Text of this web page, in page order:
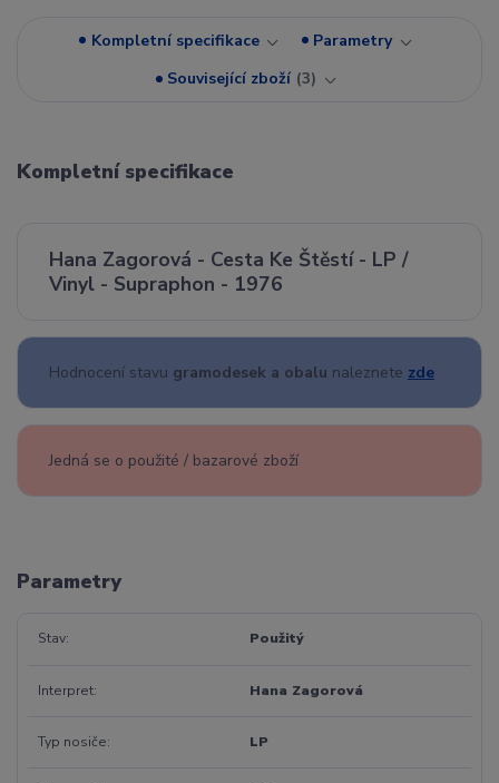
Kompletní specifikace
Parametry
Související zboží 3
Kompletní specifikace
Hana Zagorová - Cesta Ke Štěstí - LP /
Vinyl - Supraphon - 1976
Hodnocení stavu gramodesek a obalu naleznete zde
Jedná se o použité / bazarové zboží
Parametry
Stav Použitý
Interpret Hana Zagorová
Typ nosiče LP